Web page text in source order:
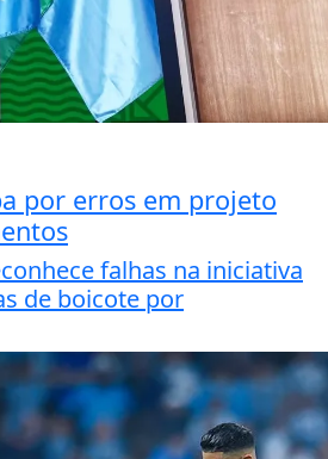
por erros em projeto
falhas na iniciativa
de boicote por